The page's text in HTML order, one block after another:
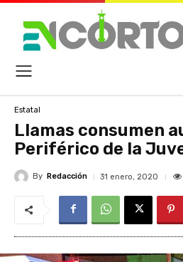
Estatal
Llamas consumen
Periférico de la
By Redacción 31 enero, 2020